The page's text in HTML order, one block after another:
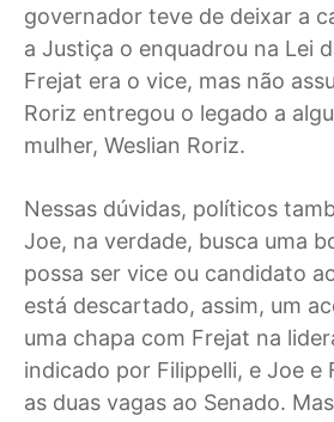
governador teve de deixar a
a Justiça o enquadrou na Lei
Frejat era o vice, mas não
Roriz entregou o legado a
mulher, Weslian Roriz.
Nessas dúvidas, políticos
Joe, na verdade, busca uma
possa ser vice ou candidato
está descartado, assim, um
uma chapa com Frejat na
indicado por Filippelli, e Joe e
as duas vagas ao Senado.